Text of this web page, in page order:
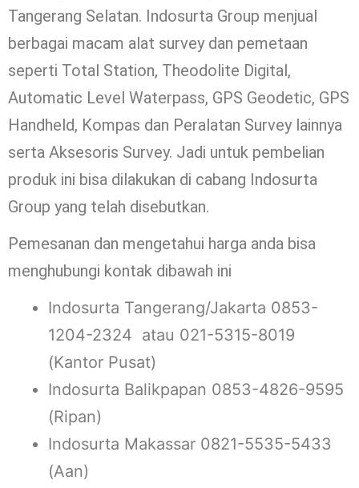
Tangerang Selatan. Indosurta Group menjual
berbagai macam alat survey dan pemetaan
seperti Total Station, Theodolite Digital,
Automatic Level Waterpass, GPS Geodetic, GPS
Handheld, Kompas dan Peralatan Survey lainnya
serta Aksesoris Survey. Jadi untuk pembelian
produk ini bisa dilakukan di cabang Indosurta
Group yang telah disebutkan.
Pemesanan dan mengetahui harga anda bisa
menghubungi kontak dibawah ini
Indosurta Tangerang/Jakarta 0853-
1204-2324 atau 021-5315-8019
(Kantor Pusat)
Indosurta Balikpapan 0853-4826-9595
(Ripan)
Indosurta Makassar 0821-5535-5433
(Aan)